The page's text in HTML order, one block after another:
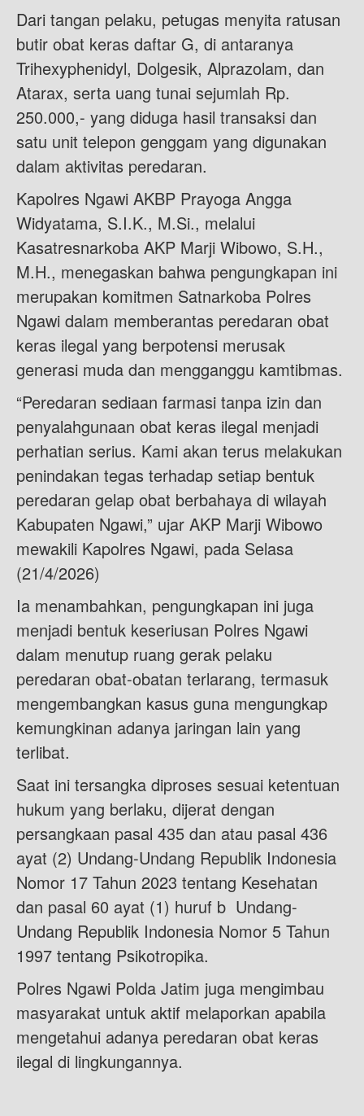
Dari tangan pelaku, petugas menyita ratusan
butir obat keras daftar G, di antaranya
Trihexyphenidyl, Dolgesik, Alprazolam, dan
Atarax, serta uang tunai sejumlah Rp.
250.000,- yang diduga hasil transaksi dan
satu unit telepon genggam yang digunakan
dalam aktivitas peredaran.
Kapolres Ngawi AKBP Prayoga Angga
Widyatama, S.I.K., M.Si., melalui
Kasatresnarkoba AKP Marji Wibowo, S.H.,
M.H., menegaskan bahwa pengungkapan ini
merupakan komitmen Satnarkoba Polres
Ngawi dalam memberantas peredaran obat
keras ilegal yang berpotensi merusak
generasi muda dan mengganggu kamtibmas.
“Peredaran sediaan farmasi tanpa izin dan
penyalahgunaan obat keras ilegal menjadi
perhatian serius. Kami akan terus melakukan
penindakan tegas terhadap setiap bentuk
peredaran gelap obat berbahaya di wilayah
Kabupaten Ngawi,” ujar AKP Marji Wibowo
mewakili Kapolres Ngawi, pada Selasa
(21/4/2026)
Ia menambahkan, pengungkapan ini juga
menjadi bentuk keseriusan Polres Ngawi
dalam menutup ruang gerak pelaku
peredaran obat-obatan terlarang, termasuk
mengembangkan kasus guna mengungkap
kemungkinan adanya jaringan lain yang
terlibat.
Saat ini tersangka diproses sesuai ketentuan
hukum yang berlaku, dijerat dengan
persangkaan pasal 435 dan atau pasal 436
ayat (2) Undang-Undang Republik Indonesia
Nomor 17 Tahun 2023 tentang Kesehatan
dan pasal 60 ayat (1) huruf b Undang-
Undang Republik Indonesia Nomor 5 Tahun
1997 tentang Psikotropika.
Polres Ngawi Polda Jatim juga mengimbau
masyarakat untuk aktif melaporkan apabila
mengetahui adanya peredaran obat keras
ilegal di lingkungannya.